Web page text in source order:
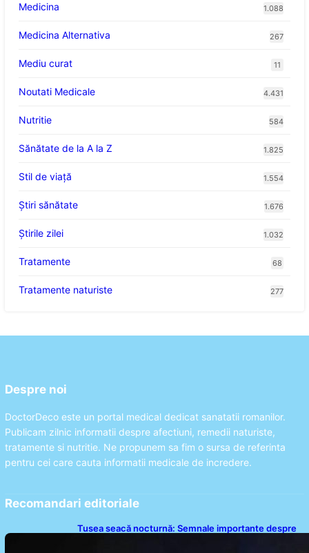
Medicina 1.088
Medicina Alternativa 267
Mediu curat 11
Noutati Medicale 4.431
Nutritie 584
Sănătate de la A la Z 1.825
Stil de viaţă 1.554
Ştiri sănătate 1.676
Știrile zilei 1.032
Tratamente 68
Tratamente naturiste 277
Despre noi
DoctorDeco este un portal medical dedicat sanatatii romanilor.
Publicam zilnic informatii despre afectiuni, remedii naturiste,
tratamente si nutritie. Ne propunem sa fim o sursa de referinta
pentru cei care cauta informatii medicale de incredere.
Recomandari editoriale
Tusea seacă nocturnă: Semnale importante despre